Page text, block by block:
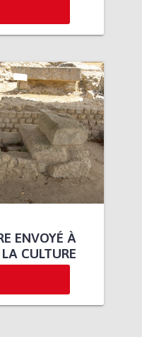
ENVOYÉ À
CULTURE